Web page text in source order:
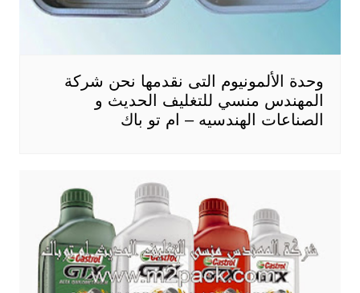
وحدة الألمونيوم التى نقدمها نحن شركة
المهندس منسي للتغليف الحديث و
الصناعات الهندسيه – ام تو باك